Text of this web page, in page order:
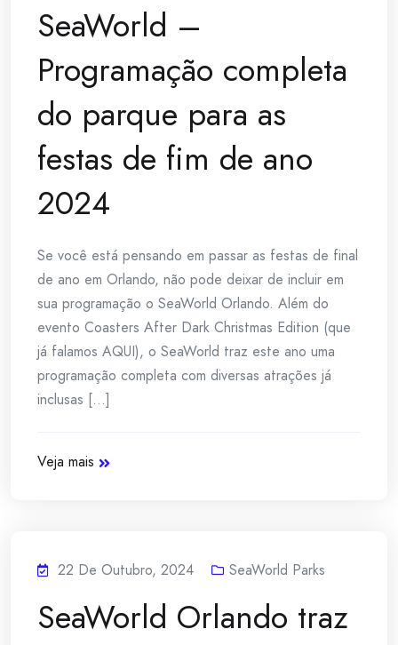
SeaWorld –
Programação completa
do parque para as
festas de fim de ano
2024
Se você está pensando em passar as festas de final
de ano em Orlando, não pode deixar de incluir em
sua programação o SeaWorld Orlando. Além do
evento Coasters After Dark Christmas Edition (que
já falamos AQUI), o SeaWorld traz este ano uma
programação completa com diversas atrações já
inclusas [...]
Veja mais
22 De Outubro, 2024 SeaWorld Parks
SeaWorld Orlando traz